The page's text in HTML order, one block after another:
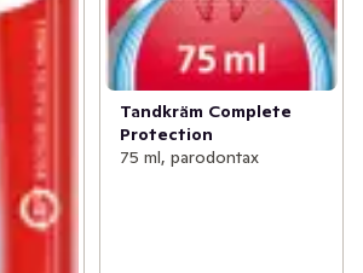
Tandkräm Complete
Protection
75 ml, parodontax